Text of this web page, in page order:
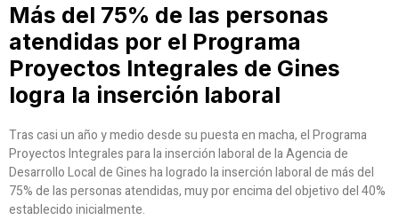
Más del 75% de las personas
atendidas por el Programa
Proyectos Integrales de Gines
logra la inserción laboral
Tras casi un año y medio desde su puesta en macha, el Programa
Proyectos Integrales para la inserción laboral de la Agencia de
Desarrollo Local de Gines ha logrado la inserción laboral de más del
75% de las personas atendidas, muy por encima del objetivo del 40%
establecido inicialmente.